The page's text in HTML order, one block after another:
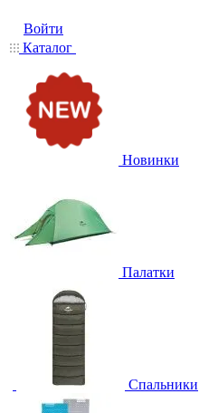
Войти
Каталог
Новинки
Палатки
Спальники